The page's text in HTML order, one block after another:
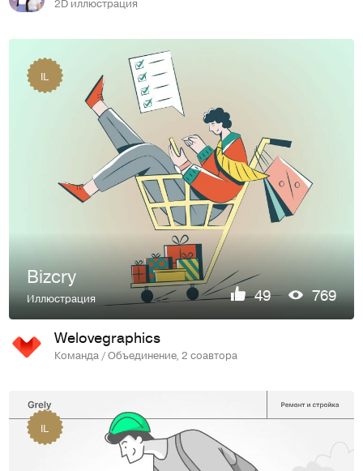
IL
Bizcry
Иллюстрация 49 769
Welovegraphics
Команда / Объединение, 2 соавтора
IL